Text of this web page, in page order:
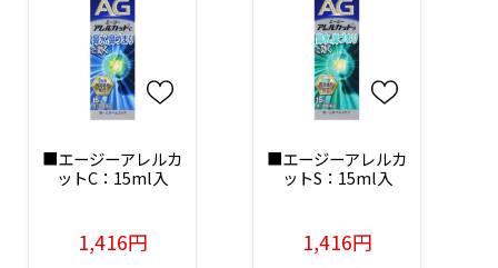
■エージーアレルカ
ットC：15ml入
1,416円
■エージーアレルカ
ットS：15ml入
1,416円